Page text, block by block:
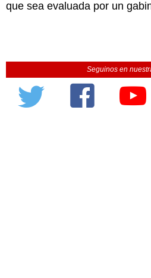
que sea evaluada por un
Seguinos en